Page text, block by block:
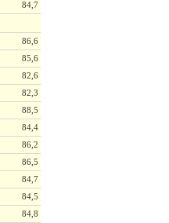
84,7
86,6
85,6
82,6
82,3
88,5
84,4
86,2
86,5
84,7
84,5
84,8